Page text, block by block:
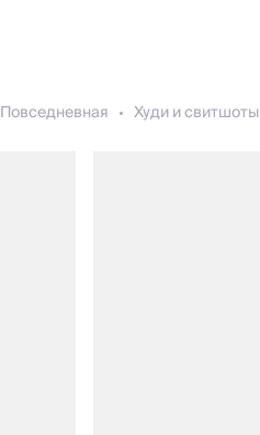
Повседневная Худи и свитшоты